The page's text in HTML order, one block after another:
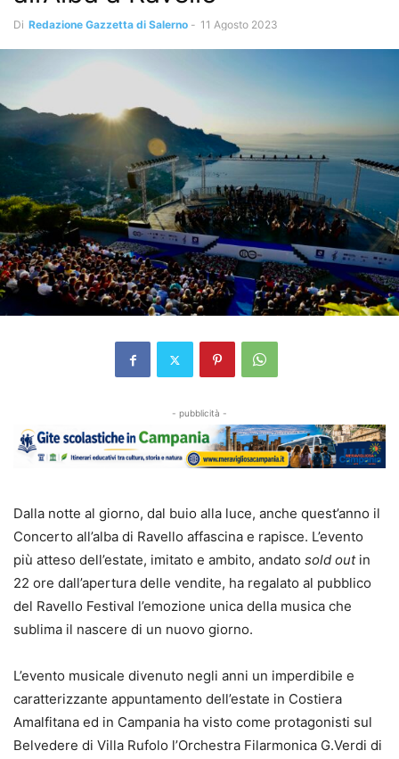
Di Redazione Gazzetta di Salerno - 11 Agosto 2023
- pubblicità -
Dalla notte al giorno, dal buio alla luce, anche quest’anno il
Concerto all’alba di Ravello affascina e rapisce. L’evento
più atteso dell’estate, imitato e ambito, andato sold outin
22 ore dall’apertura delle vendite, ha regalato al pubblico
del Ravello Festival l’emozione unica della musica che
sublima il nascere di un nuovo giorno.
L’evento musicale divenuto negli anni un imperdibile e
caratterizzante appuntamento dell’estate in Costiera
Amalfitana ed in Campania ha visto come protagonisti sul
Belvedere di Villa Rufolo l’Orchestra Filarmonica G.Verdi di